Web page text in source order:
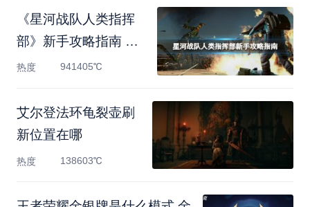
《星河战队人类指挥
部》新手攻略指南 新
手怎么
热度 941405℃
艾尔登法环龟裂壶刷
新位置在哪
热度 138603℃